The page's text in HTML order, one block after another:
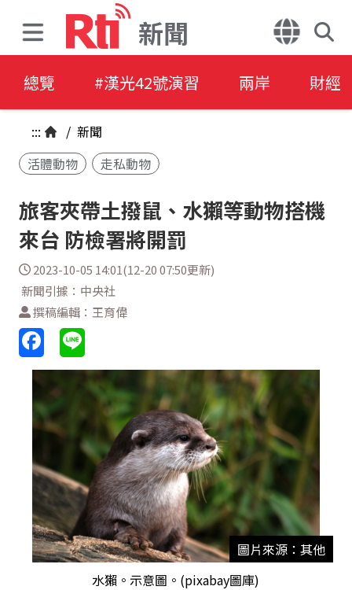
新聞
總覽 #漢光42號演習 兩岸 財經
::: / 新聞
活體動物
走私動物
旅客夾帶土撥鼠、水獺等動物搭機
來台 防檢署將開罰
2023-10-05 14:01(12-20 07:50更新)
新聞引據：中央社
撰稿編輯：王育偉
圖片來源：其他
水獺。示意圖。(pixabay圖庫)